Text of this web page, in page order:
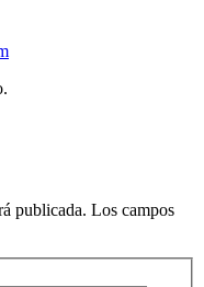
publicada. Los campos